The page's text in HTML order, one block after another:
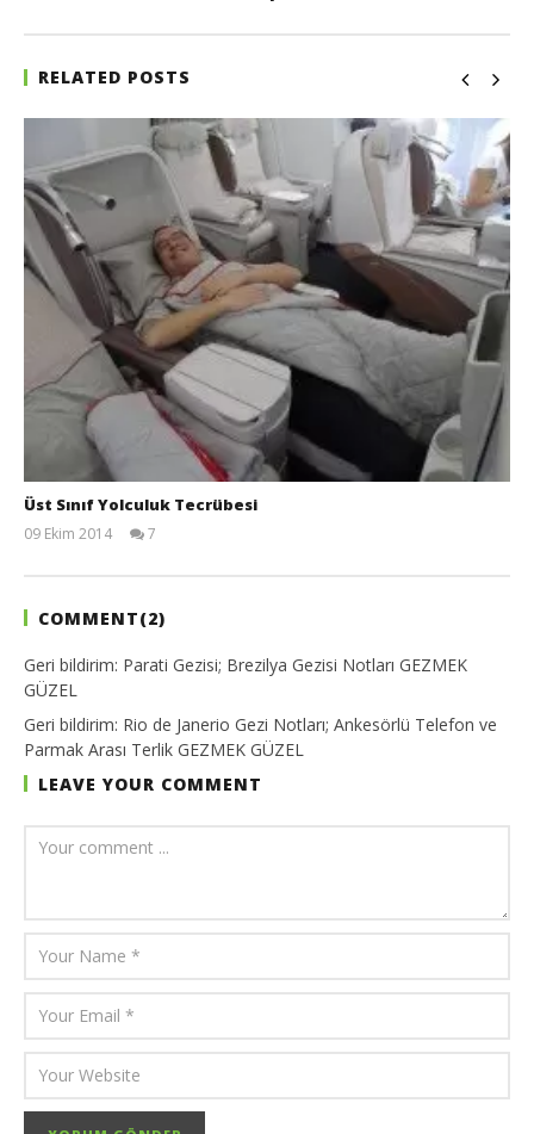
RELATED POSTS
Üst Sınıf Yolculuk Tecrübesi
09 Ekim 2014
7
COMMENT(2)
Geri bildirim: Parati Gezisi; Brezilya Gezisi Notları GEZMEK
GÜZEL
Geri bildirim: Rio de Janerio Gezi Notları; Ankesörlü Telefon ve
Parmak Arası Terlik GEZMEK GÜZEL
LEAVE YOUR COMMENT